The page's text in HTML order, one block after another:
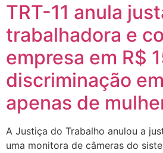
TRT-11 anula
trabalhadora e
empresa em R$
discriminação
apenas de
A Justiça do Trabalho anulou a
uma monitora de câmeras do